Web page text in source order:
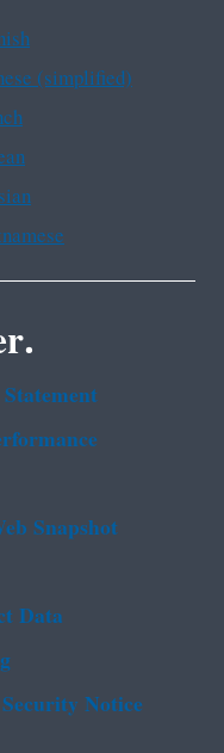
(simplified)
Snapshot
Data
Notice